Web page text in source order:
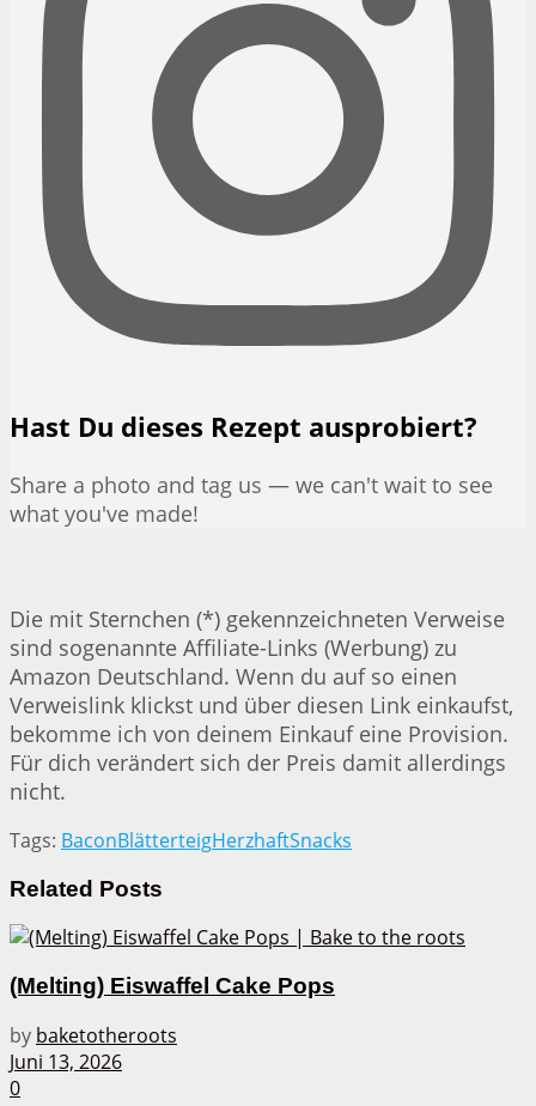
Hast Du dieses Rezept ausprobiert?
Share a photo and tag us — we can't wait to see
what you've made!
Die mit Sternchen (*) gekennzeichneten Verweise
sind sogenannte Affiliate-Links (Werbung) zu
Amazon Deutschland. Wenn du auf so einen
Verweislink klickst und über diesen Link einkaufst,
bekomme ich von deinem Einkauf eine Provision.
Für dich verändert sich der Preis damit allerdings
nicht.
Tags: BaconBlätterteigHerzhaftSnacks
Related Posts
(Melting) Eiswaffel Cake Pops
by baketotheroots
Juni 13, 2026
0